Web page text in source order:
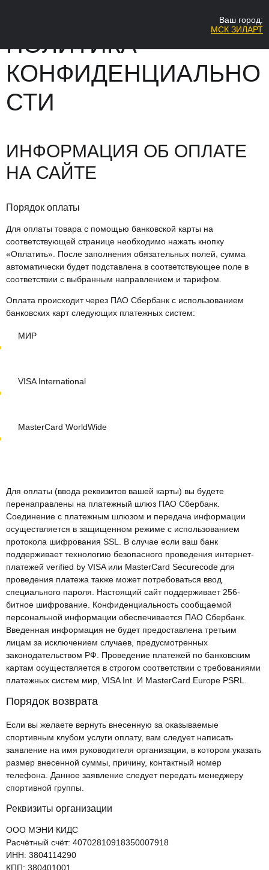
Ваш город:
МСК ЗИЛАРТ
ПОЛИТИКА
КОНФИДЕНЦИАЛЬНО
СТИ
ИНФОРМАЦИЯ ОБ ОПЛАТЕ
НА САЙТЕ
Порядок оплаты
Для оплаты товара с помощью банковской карты на
соответствующей странице необходимо нажать кнопку
«Оплатить». После заполнения обязательных полей, сумма
автоматически будет подставлена в соответствующее поле в
соответствии с выбранным направлением и тарифом.
Оплата происходит через ПАО Сбербанк с использованием
банковских карт следующих платежных систем:
МИР
VISA International
MasterCard WorldWide
Для оплаты (ввода реквизитов вашей карты) вы будете
перенаправлены на платежный шлюз ПАО Сбербанк.
Соединение с платежным шлюзом и передача информации
осуществляется в защищенном режиме с использованием
протокола шифрования SSL. В случае если ваш банк
поддерживает технологию безопасного проведения интернет-
платежей verified by VISA или MasterCard Securecode для
проведения платежа также может потребоваться ввод
специального пароля. Настоящий сайт поддерживает 256-
битное шифрование. Конфиденциальность сообщаемой
персональной информации обеспечивается ПАО Сбербанк.
Введенная информация не будет предоставлена третьим
лицам за исключением случаев, предусмотренных
законодательством РФ. Проведение платежей по банковским
картам осуществляется в строгом соответствии с требованиями
платежных систем мир, VISA Int. И MasterCard Europe PSRL.
Порядок возврата
Если вы желаете вернуть внесенную за оказываемые
спортивным клубом услуги оплату, вам следует написать
заявление на имя руководителя организации, в котором указать
размер внесенной суммы, причину, контактный номер
телефона. Данное заявление следует передать менеджеру
спортивной группы.
Реквизиты организации
ООО МЭНИ КИДС
Расчётный счёт: 40702810918350007918
ИНН: 3804114290
КПП: 380401001